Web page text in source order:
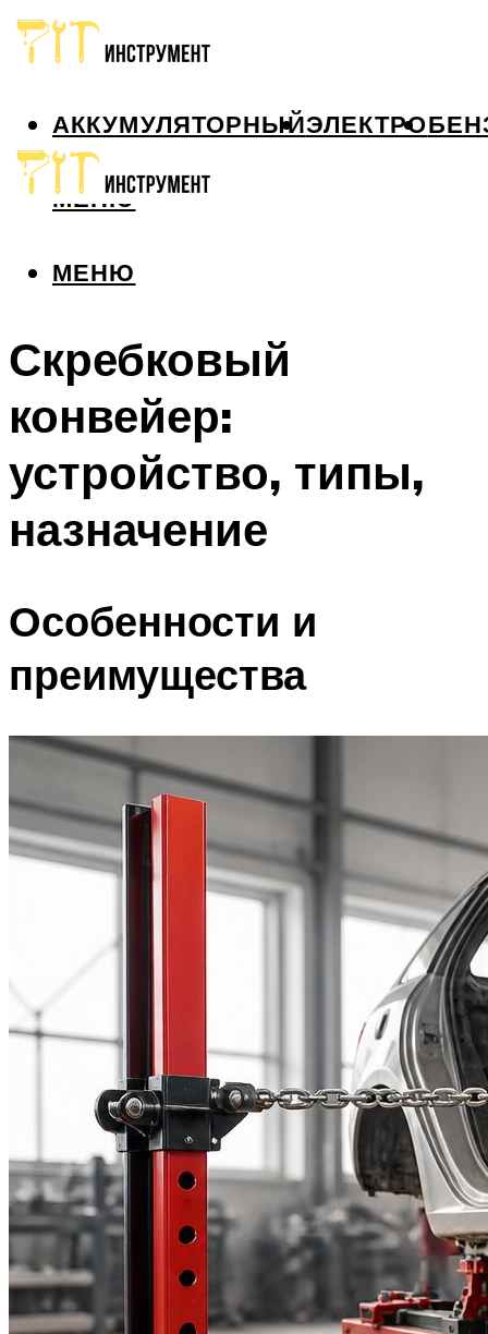
АККУМУЛЯТОРНЫЙЭЛЕКТРО
МЕНЮ
МЕНЮ
Скребковый
конвейер:
устройство, типы,
назначение
Особенности и
преимущества